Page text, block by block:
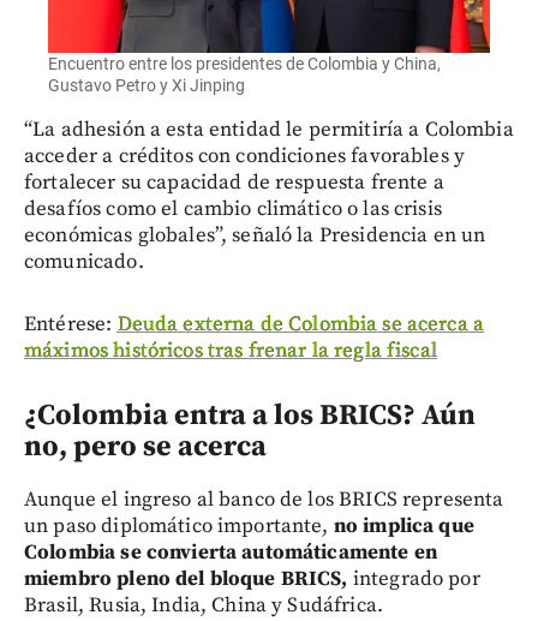
Encuentro entre los presidentes de Colombia y China,
Gustavo Petro y Xi Jinping
“La adhesión a esta entidad le permitiría a Colombia
acceder a créditos con condiciones favorables y
fortalecer su capacidad de respuesta frente a
desafíos como el cambio climático o las crisis
económicas globales”, señaló la Presidencia en un
comunicado.
Entérese: Deuda externa de Colombia se acerca a
máximos históricos tras frenar la regla fiscal
¿Colombia entra a los BRICS? Aún
no, pero se acerca
Aunque el ingreso al banco de los BRICS representa
un paso diplomático importante, no implica que
Colombia se convierta automáticamente en
miembro pleno del bloque BRICS, integrado por
Brasil, Rusia, India, China y Sudáfrica.